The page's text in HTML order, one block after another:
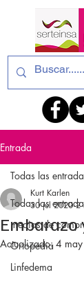
Entrada
Todas las
medias de
Ortopedia
Linfedema
Todas las
Kurt Karlen
30 jul 2020 2
Actualizado: 4